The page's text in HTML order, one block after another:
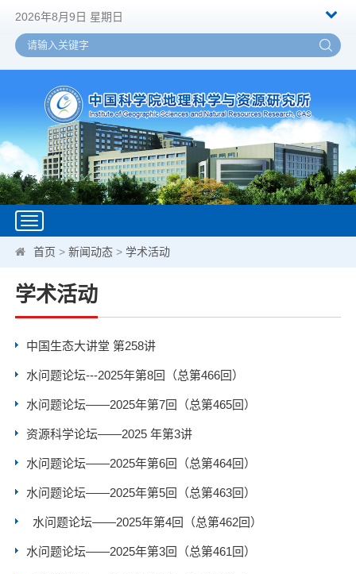
2026年8月9日 星期日
Toggle
navigation
首页 >新闻动态 >学术活动
学术活动
中国生态大讲堂 第258讲
水问题论坛---2025年第8回（总第466回）
水问题论坛——2025年第7回（总第465回）
资源科学论坛——2025 年第3讲
水问题论坛——2025年第6回（总第464回）
水问题论坛——2025年第5回（总第463回）
水问题论坛——2025年第4回（总第462回）
水问题论坛——2025年第3回（总第461回）